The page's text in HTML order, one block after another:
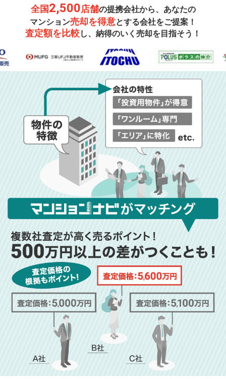
全国2,500店舗の提携会社から、あなたの
マンション売却を得意とする会社をご提案！
査定額を比較し、納得のいく売却を目指そう！